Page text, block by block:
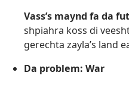
Vass’s maynd fa da
shpiahra koss di
gerechta zayla’s land
Da problem: War